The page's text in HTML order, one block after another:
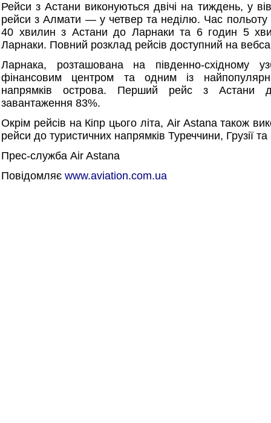
Рейси з Астани виконуються двічі на тиждень, у
рейси з Алмати — у четвер та неділю. Час польоту
40 хвилин з Астани до Ларнаки та 6 годин 5
Ларнаки. Повний розклад рейсів доступний на
Ларнака, розташована на південно-східному
фінансовим центром та одним із
напрямків острова. Перший рейс з Астани
завантаження 83%.
Окрім рейсів на Кіпр цього літа, Air Astana також
рейси до туристичних напрямків Туреччини, Грузії та
Прес-служба Air Astana
Повідомляє www.aviation.com.ua